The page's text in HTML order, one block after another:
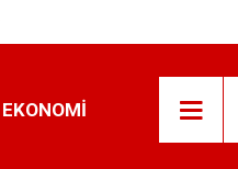
EKONOMI